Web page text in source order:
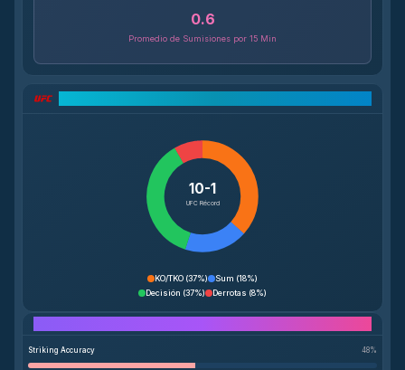
0.6
Promedio de Sumisiones por 15 Min
10-1
UFC Récord
KO/TKO (37%) Sum (18%)
Decisión (37%) Derrotas (8%)
Striking Accuracy 48%